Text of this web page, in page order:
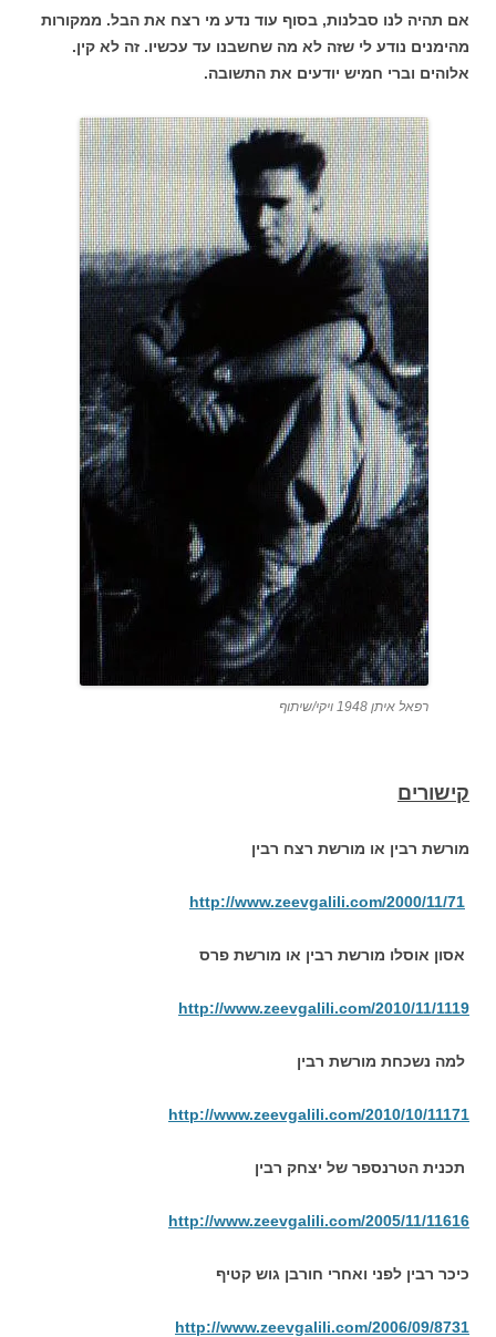
אם תהיה לנו סבלנות, בסוף עוד נדע מי רצח את הבל. ממקורות
מהימנים נודע לי שזה לא מה שחשבנו עד עכשיו. זה לא קין.
אלוהים וברי חמיש יודעים את התשובה.
רפאל איתן 1948 ויקי/שיתוף
קישורים
מורשת רבין או מורשת רצח רבין
http://www.zeevgalili.com/2000/11/71
אסון אוסלו מורשת רבין או מורשת פרס
http://www.zeevgalili.com/2010/11/1119
למה נשכחת מורשת רבין
http://www.zeevgalili.com/2010/10/11171
תכנית הטרנספר של יצחק רבין
http://www.zeevgalili.com/2005/11/11616
כיכר רבין לפני ואחרי חורבן גוש קטיף
http://www.zeevgalili.com/2006/09/8731